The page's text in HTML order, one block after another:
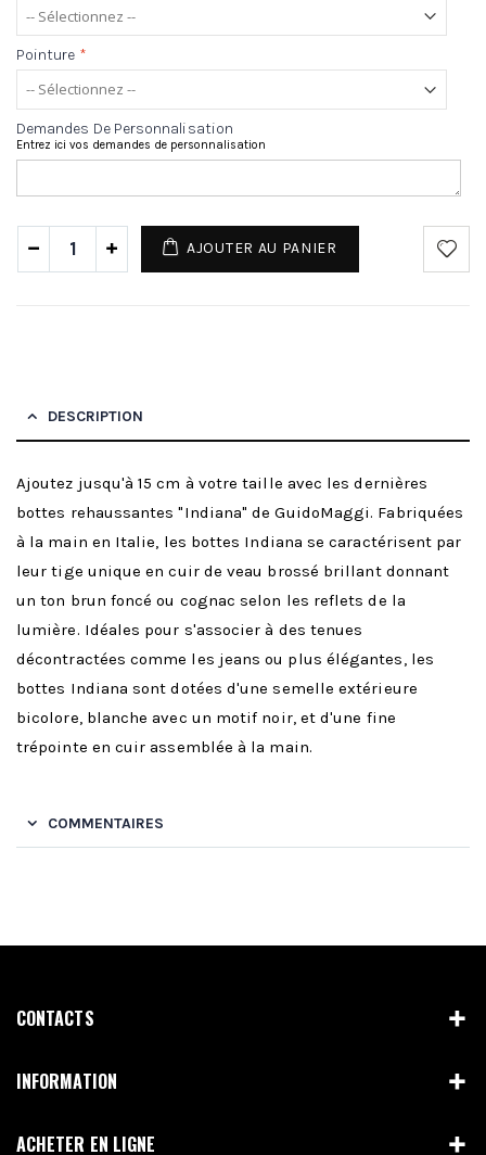
Pointure *
Demandes De Personnalisation
Entrez ici vos demandes de personnalisation
AJOUTER AU PANIER
DESCRIPTION
Ajoutez jusqu'à 15 cm à votre taille avec les dernières
bottes rehaussantes "Indiana" de GuidoMaggi. Fabriquées
à la main en Italie, les bottes Indiana se caractérisent par
leur tige unique en cuir de veau brossé brillant donnant
un ton brun foncé ou cognac selon les reflets de la
lumière. Idéales pour s'associer à des tenues
décontractées comme les jeans ou plus élégantes, les
bottes Indiana sont dotées d'une semelle extérieure
bicolore, blanche avec un motif noir, et d'une fine
trépointe en cuir assemblée à la main.
COMMENTAIRES
CONTACTS
INFORMATION
ACHETER EN LIGNE